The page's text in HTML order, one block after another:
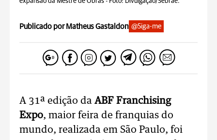
Publicado por Matheus Gastaldon @Siga-me
A 31ª edição da ABF Franchising
Expo, maior feira de franquias do
mundo, realizada em São Paulo, foi